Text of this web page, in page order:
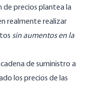
de precios plantea la
realmente realizar
sin aumentos en la
de suministro a
los precios de las